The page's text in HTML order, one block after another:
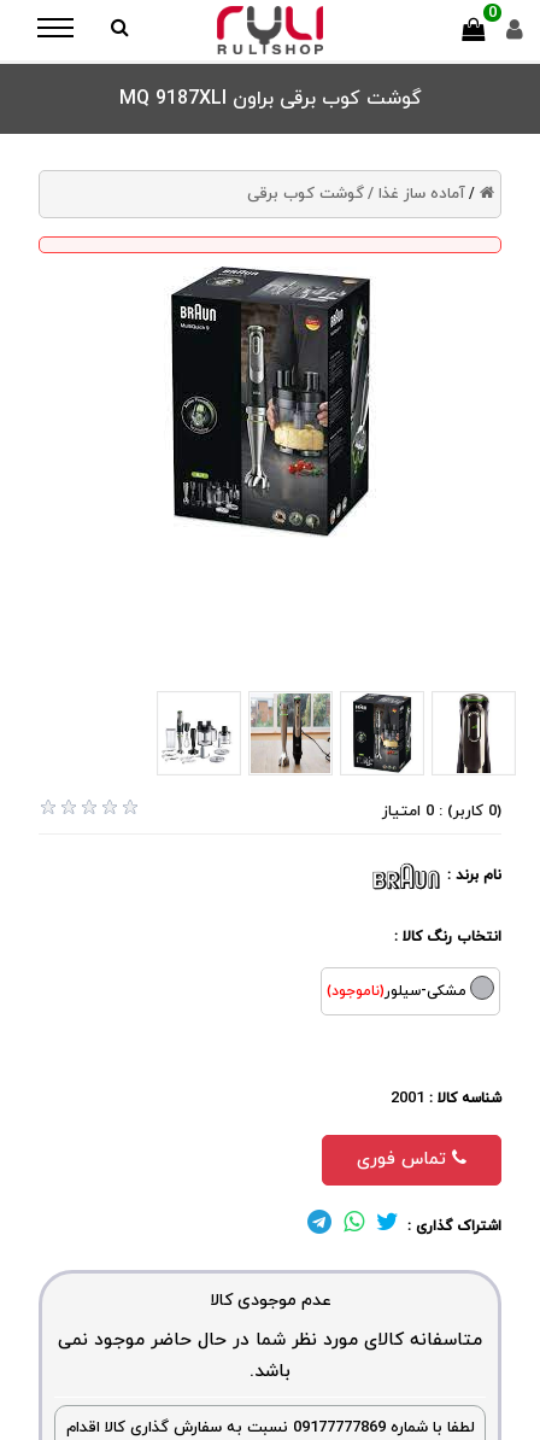
0
گوشت کوب برقی براون MQ 9187XLI
/آماده ساز غذا /گوشت کوب برقی
(0 کاربر) : 0 امتیاز
نام برند :
انتخاب رنگ کالا :
مشکی-سیلور(ناموجود)
شناسه کالا : 2001
تماس فوری
اشتراک گذاری :
عدم موجودی کالا
متاسفانه کالای مورد نظر شما در حال حاضر موجود نمی
باشد.
لطفا با شماره 09177777869 نسبت به سفارش گذاری کالا اقدام